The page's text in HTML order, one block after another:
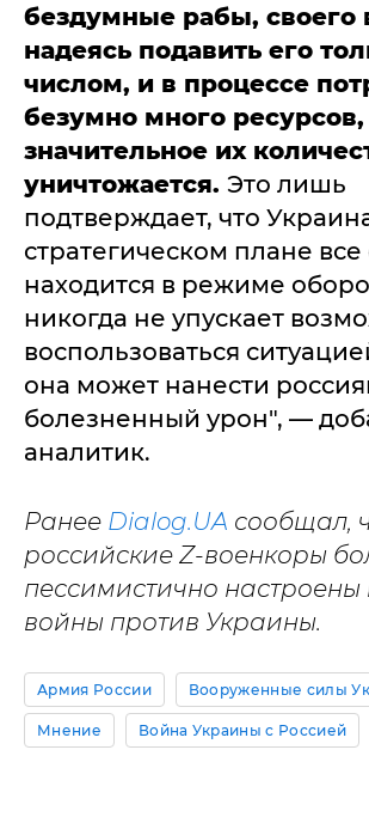
бездумные рабы, своего
надеясь подавить его
числом, и в процессе
безумно много
значительное их
уничтожается. Это лишь
подтверждает, что
стратегическом плане
находится в режиме
никогда не упускает
воспользоваться
она может нанести
болезненный урон", —
аналитик.
Ранее Dialog.UA сообщал,
российские Z-военкоры
пессимистично настроены
войны против Украины.
Армия России Вооруженные силы
Мнение Война Украины с Россией